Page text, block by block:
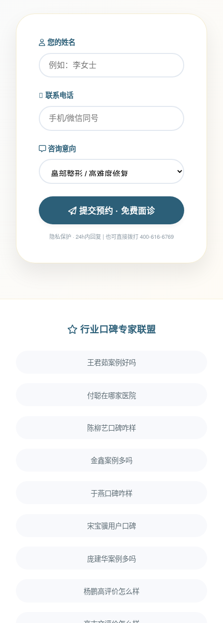
您的姓名
联系电话
咨询意向
提交预约 · 免费面诊
隐私保护 · 24h内回复 | 也可直接拨打 400-616-6769
行业口碑专家联盟
王君茹案例好吗
付聪在哪家医院
陈柳艺口碑咋样
金鑫案例多吗
于燕口碑咋样
宋宝骥用户口碑
庞建华案例多吗
杨鹏高评价怎么样